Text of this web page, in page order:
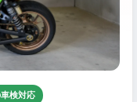
車検対応